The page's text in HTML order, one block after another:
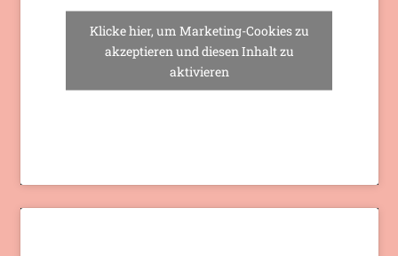
Klicke hier, um Marketing-Cookies zu
akzeptieren und diesen Inhalt zu
aktivieren